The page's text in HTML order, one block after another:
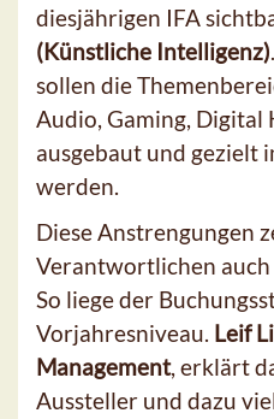
diesjährigen IFA
(Künstliche Intelligenz)
sollen die
Audio, Gaming,
ausgebaut und gezielt
werden.
Diese Anstrengungen
Verantwortlichen auch
So liege der
Vorjahresniveau. Leif
Management, erklärt
Aussteller und dazu